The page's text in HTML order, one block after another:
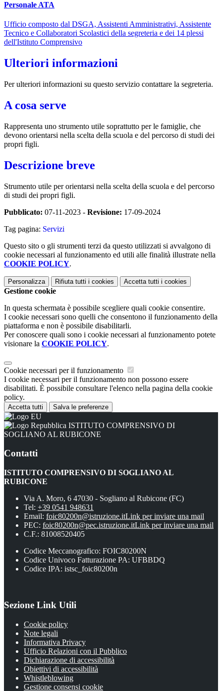
Personale ATA
Ufficio composto dal DSGA, Assistenti Amministrativi, Assistente
Tecnico e Collaboratori Scolastici della segreteria e dei 14 plessi
dell'Istituto Comprensivo
Ulteriori informazioni
Per ulteriori informazioni su questo servizio contattare la segreteria.
A cosa serve
Rappresenta uno strumento utile soprattutto per le famiglie, che
devono orientarsi nella scelta della scuola e del percorso di studi dei
propri figli.
Descrizione breve
Strumento utile per orientarsi nella scelta della scuola e del percorso
di studi dei propri figli.
Pubblicato: 07-11-2023 - Revisione: 17-09-2024
Tag pagina: Servizi
Questo sito o gli strumenti terzi da questo utilizzati si avvalgono di
cookie necessari al funzionamento ed utili alle finalità illustrate nella
COOKIE POLICY.
Personalizza Rifiuta tutti i cookies Accetta tutti i cookies
Gestione cookie
In questa schermata è possibile scegliere quali cookie consentire.
I cookie necessari sono quelli che consentono il funzionamento della
piattaforma e non è possibile disabilitarli.
Per conoscere quali sono i cookie necessari al funzionamento potete
visionare la COOKIE POLICY.
Cookie necessari per il funzionamento
I cookie necessari per il funzionamento non possono essere
disabilitati. È possibile consultare l'elenco nella pagina della cookie
policy.
Accetta tutti Salva le preferenze
ISTITUTO COMPRENSIVO DI
SOGLIANO AL RUBICONE
Contatti
ISTITUTO COMPRENSIVO DI SOGLIANO AL
RUBICONE
Via A. Moro, 6 47030 - Sogliano al Rubicone (FC)
Tel: +39 0541 948631
Email: foic80200n@istruzione.itLink per inviare una mail
PEC: foic80200n@pec.istruzione.itLink per inviare una mail
C.F.: 81008520405
Codice Meccanografico: FOIC80200N
Codice Univoco Fatturazione PA: UFBBDQ
Codice IPA: istsc_foic80200n
Sezione Link Utili
Cookie policy
Note legali
Informativa Privacy
Ufficio Relazioni con il Pubblico
Dichiarazione di accessibilità
Obiettivi di accessibilità
Whistleblowing
Gestione consensi cookie